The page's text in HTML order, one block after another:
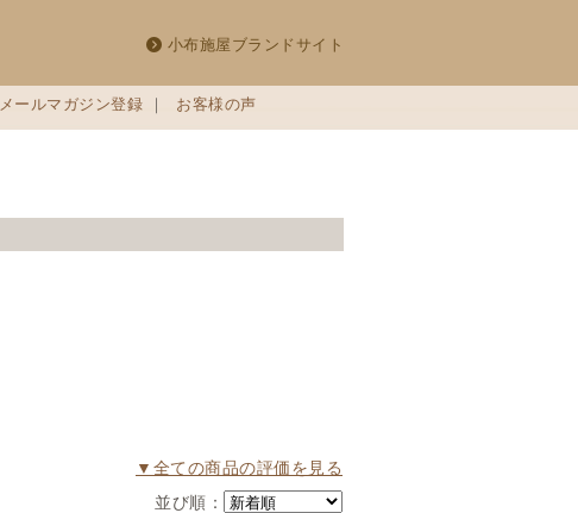
小布施屋ブランドサイト
メールマガジン登録 ｜ お客様の声
▼全ての商品の評価を見る
並び順：